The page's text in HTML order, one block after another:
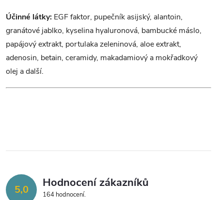
k
y
v
ý
Účinné látky: EGF faktor, pupečník asijský, alantoin,
granátové jablko, kyselina hyaluronová, bambucké máslo,
papájový extrakt, portulaka zeleninová, aloe extrakt,
adenosin, betain, ceramidy, makadamiový a mokřadkový
olej a další.
5,0 Hodnocení zákazníků
164 hodnocení